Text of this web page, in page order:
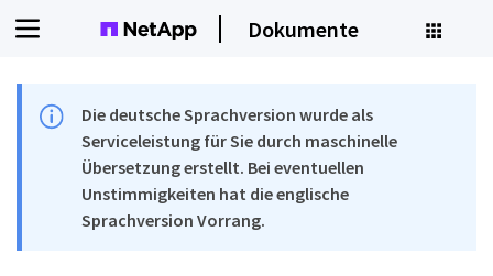
Dokumente
Die deutsche Sprachversion wurde als
Serviceleistung für Sie durch maschinelle
Übersetzung erstellt. Bei eventuellen
Unstimmigkeiten hat die englische
Sprachversion Vorrang.